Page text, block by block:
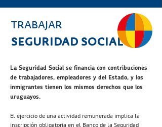
TRABAJAR
SEGURIDAD SOCIAL
La Seguridad Social se financia con contribuciones
de trabajadores, empleadores y del Estado, y los
inmigrantes tienen los mismos derechos que los
uruguayos.
El ejercicio de una actividad remunerada implica la
inscripción obligatoria en el Banco de la Seguridad